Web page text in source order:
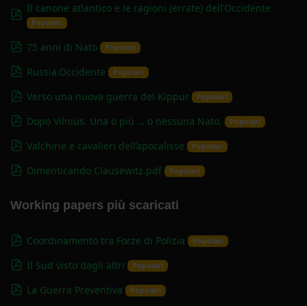
pdf
Il canone atlantico e le ragioni (errate) dell’Occidente
Popolari
pdf
75 anni di Nato Popolari
pdf
Russia.Occidente Popolari
pdf
Verso una nuova guerra del Kippur Popolari
pdf
Dopo Vilnius. Una o più … o nessuna Nato. Popolari
pdf
Valchirie e cavalieri dell’apocalisse Popolari
pdf
Dimenticando Clausewitz.pdf Popolari
Working papers più scaricati
pdf
Coordinamento tra Forze di Polizia Popolari
pdf
Il Sud visto dagli altri Popolari
pdf
La Guerra Preventiva Popolari